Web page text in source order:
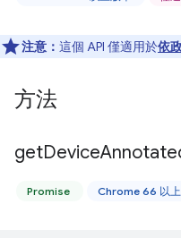
注意： 這個 API 僅適用於依
方法
getDevice
Promise Chrome 66 以